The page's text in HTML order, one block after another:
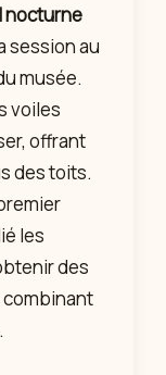
nocturne
session au
musée.
voiles
offrant
des toits.
les
des
combinant